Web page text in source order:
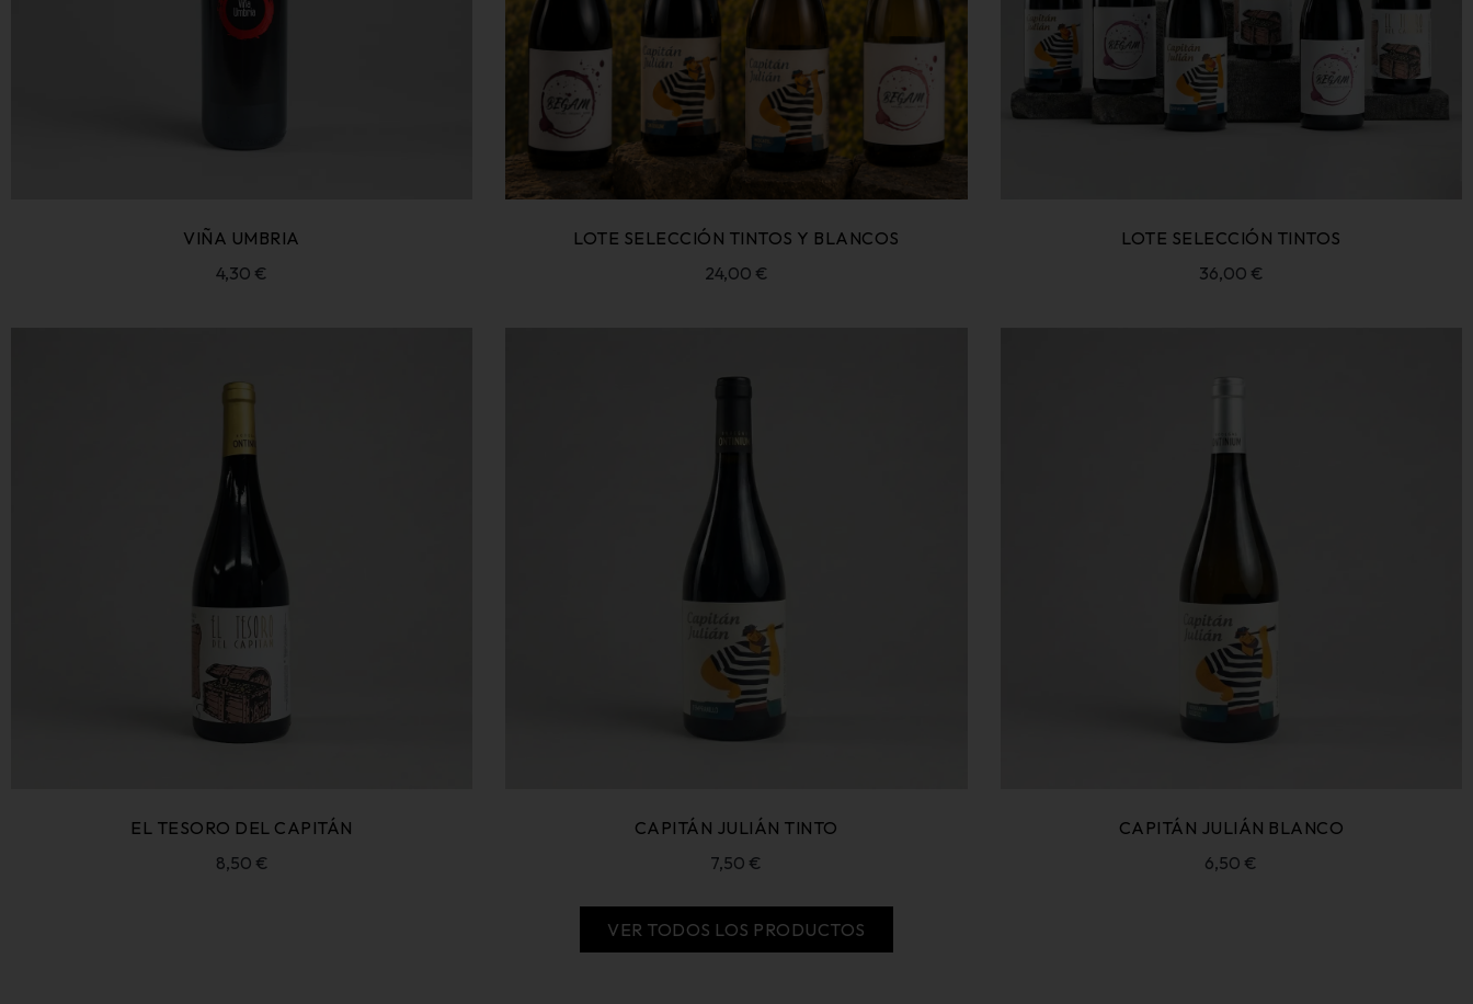
VIÑA UMBRIA
4,30 €
LOTE SELECCIÓN TINTOS Y BLANCOS
24,00 €
LOTE SELECCIÓN TINTOS
36,00 €
EL TESORO DEL CAPITÁN
8,50 €
CAPITÁN JULIÁN TINTO
7,50 €
CAPITÁN JULIÁN BLANCO
6,50 €
VER TODOS LOS PRODUCTOS